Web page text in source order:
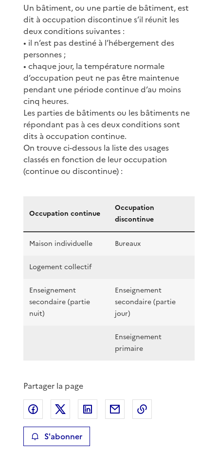
Un bâtiment, ou une partie de bâtiment, est
dit à occupation discontinue s’il réunit les
deux conditions suivantes :
• il n’est pas destiné à l’hébergement des
personnes ;
• chaque jour, la température normale
d’occupation peut ne pas être maintenue
pendant une période continue d’au moins
cinq heures.
Les parties de bâtiments ou les bâtiments ne
répondant pas à ces deux conditions sont
dits à occupation continue.
On trouve ci-dessous la liste des usages
classés en fonction de leur occupation
(continue ou discontinue) :
Occupation continue
Occupation
discontinue
Maison individuelle Bureaux
Logement collectif
Enseignement
secondaire (partie
nuit)
Enseignement
secondaire (partie
jour)
Enseignement
primaire
Partager la page
Partager sur Facebook
Partager sur XPartager sur LinkedIn
Partager par email
S'abonner